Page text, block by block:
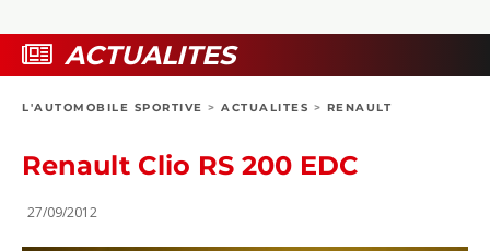
BOUTIQUE
ACTUALITES
L'AUTOMOBILE SPORTIVE > ACTUALITES > RENAULT
Renault Clio RS 200 EDC
27/09/2012